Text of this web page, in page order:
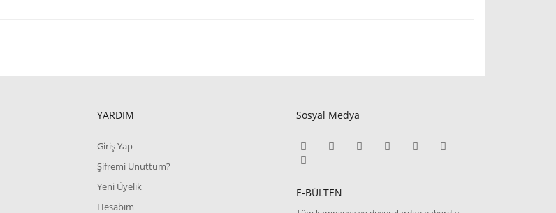
YARDIM
Giriş Yap
Şifremi Unuttum?
Yeni Üyelik
Hesabım
Sosyal Medya
E-BÜLTEN